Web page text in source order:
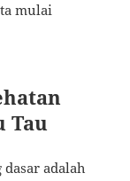
mulai
Tau
adalah